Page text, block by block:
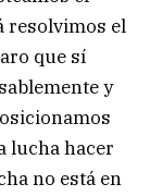
resolvimos el
que sí
y
lucha hacer
no está en